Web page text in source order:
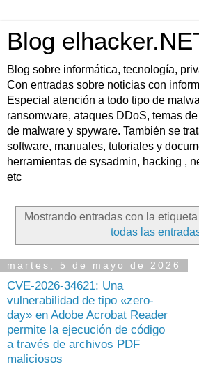
Blog
Blog sobre informática, tecnología,
Con entradas sobre noticias con
Especial atención a todo tipo de
ransomware, ataques DDoS, temas
de malware y spyware. También se
software, manuales, tutoriales y
herramientas de sysadmin, hacking ,
etc
Mostrando entradas con la etiqueta
todas las
martes, 5 de mayo de 2026
CVE-2026-34621: Una
vulnerabilidad de tipo «zero-
day» en Adobe Acrobat Reader
permite la ejecución de código
a través de archivos PDF
maliciosos